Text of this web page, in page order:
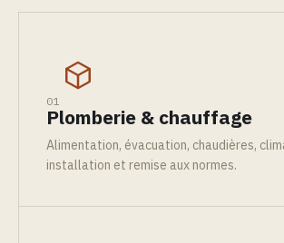
01
Plomberie & chauffage
Alimentation, évacuation, chaudières,
installation et remise aux normes.